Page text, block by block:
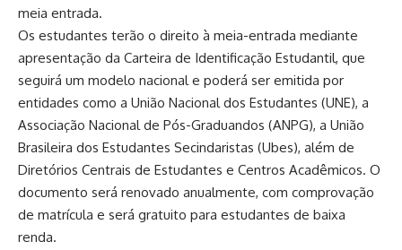
meia entrada.
Os estudantes terão o direito à meia-entrada mediante
apresentação da Carteira de Identificação Estudantil, que
seguirá um modelo nacional e poderá ser emitida por
entidades como a União Nacional dos Estudantes (UNE), a
Associação Nacional de Pós-Graduandos (ANPG), a União
Brasileira dos Estudantes Secindaristas (Ubes), além de
Diretórios Centrais de Estudantes e Centros Acadêmicos. O
documento será renovado anualmente, com comprovação
de matrícula e será gratuito para estudantes de baixa
renda.